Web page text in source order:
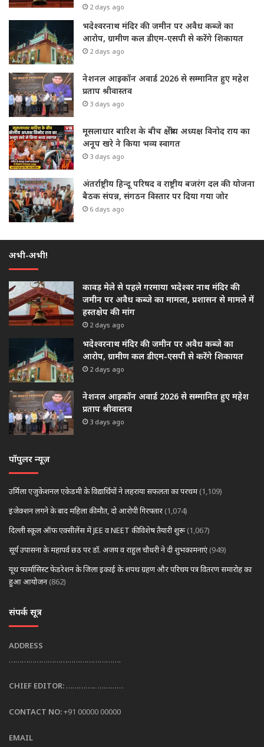
2 days ago
भदेश्वरनाथ मंदिर की जमीन पर अवैध कब्जे का
आरोप, ग्रामीण कल डीएम-एसपी से करेंगे शिकायत
2 days ago
नेशनल आइकॉन अवार्ड 2026 से सम्मानित हुए महेश
प्रताप श्रीवास्तव
3 days ago
मूसलाधार बारिश के बीच क्षेत्रीय अध्यक्ष विनोद राय का
अनूप खरे ने किया भव्य स्वागत
3 days ago
अंतर्राष्ट्रीय हिन्दू परिषद व राष्ट्रीय बजरंग दल की योजना
बैठक संपन्न, संगठन विस्तार पर दिया गया जोर
6 days ago
अभी-अभी!
कावड़ मेले से पहले गरमाया भदेश्वर नाथ मंदिर की
जमीन पर अवैध कब्जे का मामला, प्रशासन से मामले में
हस्तक्षेप की मांग
2 days ago
भदेश्वरनाथ मंदिर की जमीन पर अवैध कब्जे का
आरोप, ग्रामीण कल डीएम-एसपी से करेंगे शिकायत
2 days ago
नेशनल आइकॉन अवार्ड 2026 से सम्मानित हुए महेश
प्रताप श्रीवास्तव
3 days ago
पॉपुलर न्यूज़
उर्मिला एजुकेशनल एकेडमी के विद्यार्थियों ने लहराया सफलता का परचम (1,109)
इंजेक्शन लगने के बाद महिला की मौत, दो आरोपी गिरफ्तार (1,074)
दिल्ली स्कूल ऑफ एक्सीलेंस में JEE व NEET की विशेष तैयारी शुरू (1,067)
सूर्य उपासना के महापर्व छठ पर डॉ. अजय व राहुल चौधरी ने दी शुभकामनाएं (949)
यूथ फार्मासिस्ट फेडरेशन के जिला इकाई के शपथ ग्रहण और परिचय पत्र वितरण समारोह का
हुआ आयोजन (862)
संपर्क सूत्र
ADDRESS
…………………………………………….
CHIEF EDITOR: ………….. …………
CONTACT NO:+91 00000 00000
EMAIL